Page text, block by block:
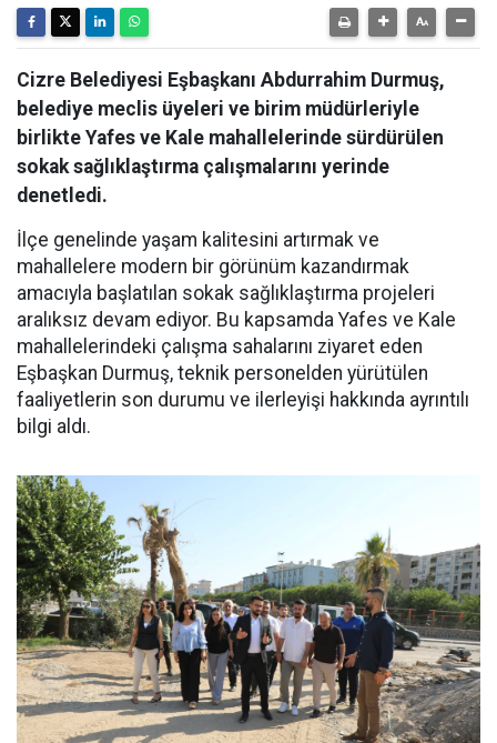
Cizre Belediyesi Eşbaşkanı Abdurrahim Durmuş,
belediye meclis üyeleri ve birim müdürleriyle
birlikte Yafes ve Kale mahallelerinde sürdürülen
sokak sağlıklaştırma çalışmalarını yerinde
denetledi.
İlçe genelinde yaşam kalitesini artırmak ve
mahallelere modern bir görünüm kazandırmak
amacıyla başlatılan sokak sağlıklaştırma projeleri
aralıksız devam ediyor. Bu kapsamda Yafes ve Kale
mahallelerindeki çalışma sahalarını ziyaret eden
Eşbaşkan Durmuş, teknik personelden yürütülen
faaliyetlerin son durumu ve ilerleyişi hakkında ayrıntılı
bilgi aldı.